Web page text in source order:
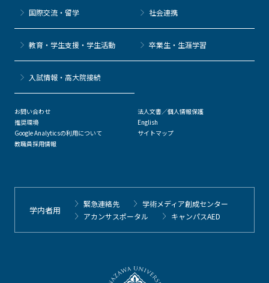
国際交流・留学 社会連携
教育・学生支援・学生活動 卒業生・生涯学習
⼊試情報・高大院接続
お問い合わせ
推奨環境
Google Analyticsの利用について
教職員採用情報
法人文書／個人情報保護
English
サイトマップ
学内者用
緊急連絡先
学術メディア創成センター
アカンサスポータル
キャンパスAED